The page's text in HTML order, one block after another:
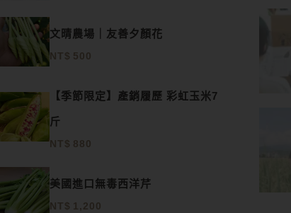
文晴農場｜友善夕顏花
NT$ 500
【季節限定】產銷履歷 彩虹玉米7
斤
NT$ 880
美國進口無毒西洋芹
NT$ 1,200